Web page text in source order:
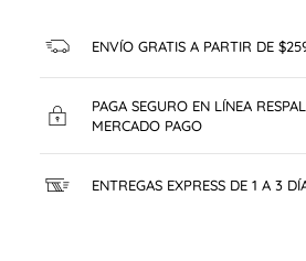
ENVÍO GRATIS A PARTIR DE
PAGA SEGURO EN LÍNEA
MERCADO PAGO
ENTREGAS EXPRESS DE 1 A 3